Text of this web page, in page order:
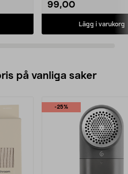
99,00
Lägg i varukorg
på vanliga saker
-25%